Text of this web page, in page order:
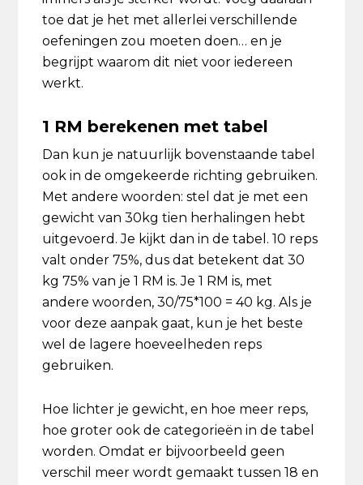
toe dat je het met allerlei verschillende
oefeningen zou moeten doen… en je
begrijpt waarom dit niet voor iedereen
werkt.
1 RM berekenen met tabel
Dan kun je natuurlijk bovenstaande tabel
ook in de omgekeerde richting gebruiken.
Met andere woorden: stel dat je met een
gewicht van 30kg tien herhalingen hebt
uitgevoerd. Je kijkt dan in de tabel. 10 reps
valt onder 75%, dus dat betekent dat 30
kg 75% van je 1 RM is. Je 1 RM is, met
andere woorden, 30/75*100 = 40 kg. Als je
voor deze aanpak gaat, kun je het beste
wel de lagere hoeveelheden reps
gebruiken.
Hoe lichter je gewicht, en hoe meer reps,
hoe groter ook de categorieën in de tabel
worden. Omdat er bijvoorbeeld geen
verschil meer wordt gemaakt tussen 18 en